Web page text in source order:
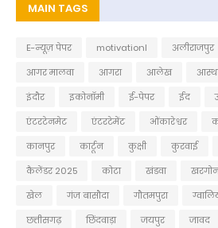
MAIN TAGS
E-न्यूज़ पेपर motivationl अलीराजपुर
आगर मालवा
आगरा आलेख
इंदौर
इकोनॉमी ई-पेपर ईद
एंटरटेनमेट
एंटरटेमेंट ओंकारेश्वर
कानपुर
कार्टून कुक्षी कुरवाई
कैलेंडर 2025
कोटा खंडवा
खेल
गंज बासौदा गौतमपुरा
छत्तीसगढ़
छिंदवाड़ा जयपुर जावद